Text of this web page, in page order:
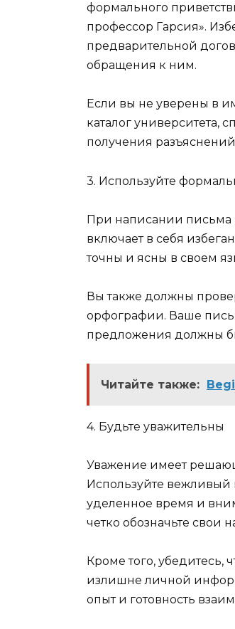
формального
профессор Гарсия».
предварительной
обращения к ним.
Если вы не уверены в
каталог университета,
получения
3. Используйте
При написании письма
включает в себя
точны и ясны в своем
Вы также должны
орфографии. Ваше
предложения должны
Читайте также:
4. Будьте уважительны
Уважение имеет
Используйте вежливый
уделенное время и
четко обозначьте свои
Кроме того, убедитесь,
излишне личной
опыт и готовность